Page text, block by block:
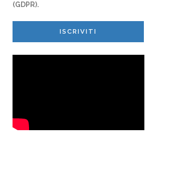
(GDPR).
ISCRIVITI